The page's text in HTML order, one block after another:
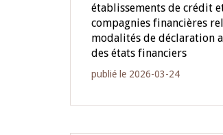
établissements de crédit
compagnies financières
modalités de déclaration
des états financiers
publié le 2026-03-24